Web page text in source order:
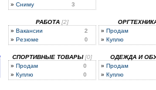
» Сниму 3
РАБОТА [2]
» Вакансии
2
» Резюме 0
» Продам
» Куплю
СПОРТИВНЫЕ ТОВАРЫ [0]
» Продам
0
» Куплю 0
ОДЕЖДА И
» Продам
» Куплю